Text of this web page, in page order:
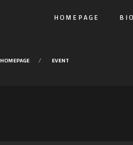
HOMEPAGE
HOMEPAGE EVENT